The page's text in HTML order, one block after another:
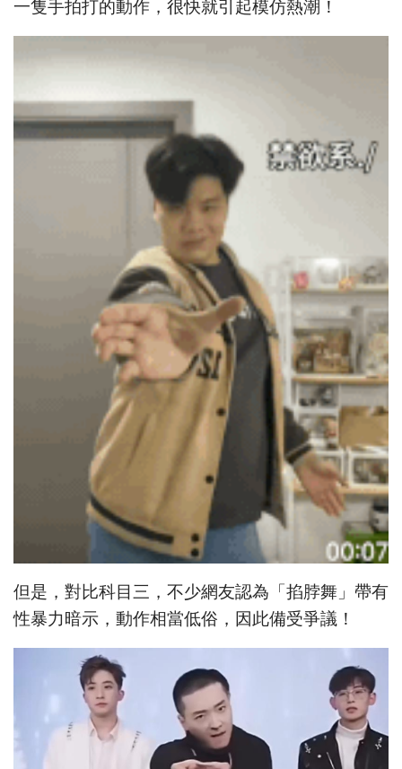
一隻手拍打的動作，很快就引起模仿熱潮！
但是，對比科目三，不少網友認為「掐脖舞」帶有
性暴力暗示，動作相當低俗，因此備受爭議！